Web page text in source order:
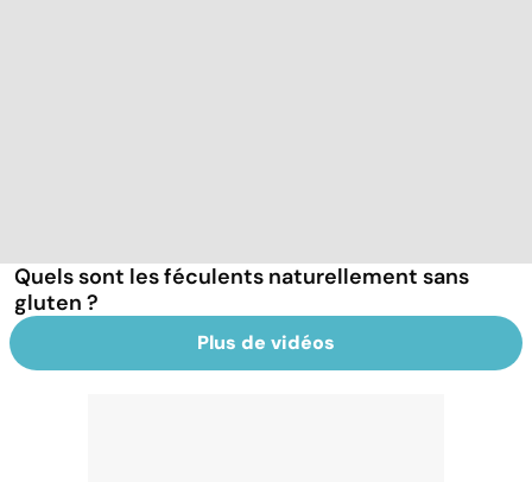
Quels sont les féculents naturellement sans
gluten ?
Plus de vidéos